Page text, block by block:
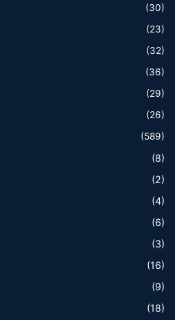
(30)
(23)
(32)
(36)
(29)
(26)
(589)
(8)
(2)
(4)
(6)
(3)
(16)
(9)
(18)